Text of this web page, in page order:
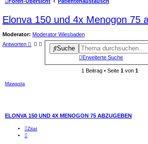
Elonva 150 und 4x Menogon 75
Moderator: Moderator Wiesbaden
Antworten
Suche
Erweiterte Suche
1 Beitrag • Seite 1 von 1
Mawasta
ELONVA 150 UND 4X MENOGON 75 ABZUGEBEN
Zitat